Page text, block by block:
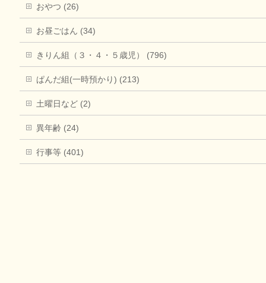
おやつ (26)
お昼ごはん (34)
きりん組（３・４・５歳児） (796)
ぱんだ組(一時預かり) (213)
土曜日など (2)
異年齢 (24)
行事等 (401)